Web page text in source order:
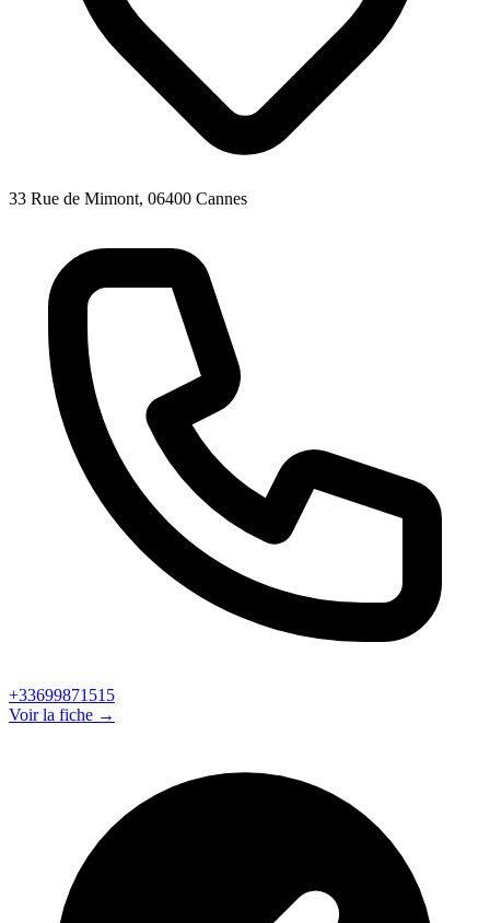
33 Rue de Mimont, 06400 Cannes
+33699871515
Voir la fiche →